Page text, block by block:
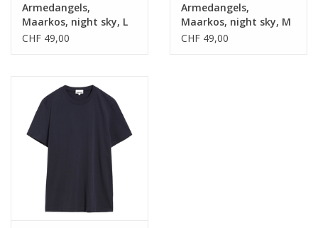
Armedangels,
Maarkos, night sky, L
CHF 49,00
Armedangels,
Maarkos, night sky, M
CHF 49,00